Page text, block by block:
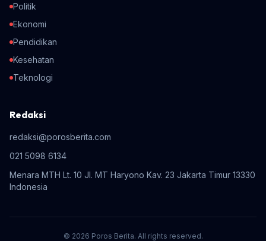
Politik
Ekonomi
Pendidikan
Kesehatan
Teknologi
Redaksi
redaksi@porosberita.com
021 5098 6134
Menara MTH Lt. 10 Jl. MT Haryono Kav. 23 Jakarta Timur 13330
Indonesia
© 2026 Poros Berita. All rights reserved.